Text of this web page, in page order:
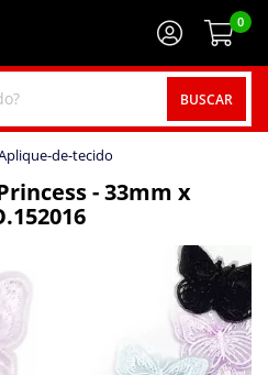
BUSCAR
0
aplique-de-tecido
- 33mm x